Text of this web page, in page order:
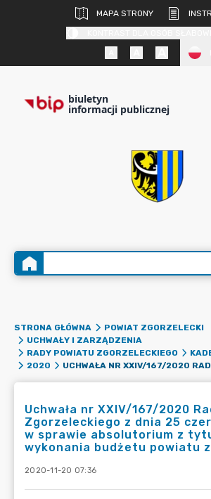
MAPA STRONY
biuletyn
informacji publicznej
STRONA GŁÓWNA
POWIAT ZGORZELECKI
UCHWAŁY I ZARZĄDZENIA
RADY POWIATU ZGORZELECKIEGO
2020
Uchwała nr XXIV/167/2020
Zgorzeleckiego z dnia 25
w sprawie absolutorium z
wykonania budżetu powiatu
2020-11-20 07:36